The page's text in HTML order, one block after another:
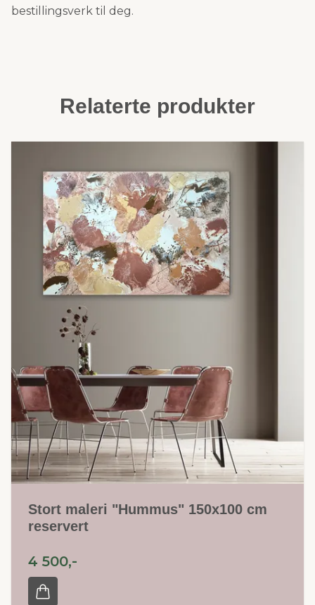
bestillingsverk til deg.
Relaterte produkter
Stort maleri "Hummus" 150x100 cm
reservert
4 500,-